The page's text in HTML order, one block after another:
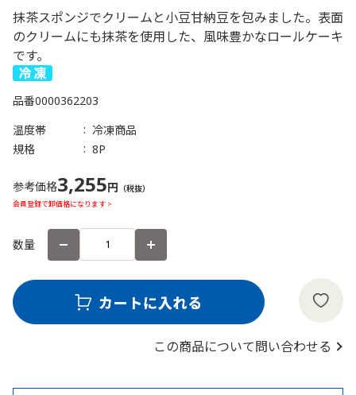
抹茶スポンジでクリームと小豆甘納豆を包みました。表面
のクリームにも抹茶を使用した、風味豊かなロールケーキ
です。
品番0000362203
温度帯
冷凍商品
規格
8P
参考価格3,255円 （税抜）
会員登録で卸価格になります >
数量
この商品について問い合わせる